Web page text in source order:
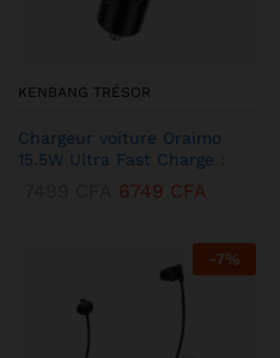
KENBANG TRÉSOR
Chargeur voiture Oraimo
15.5W Ultra Fast Charge :
6749 CFA
-7%